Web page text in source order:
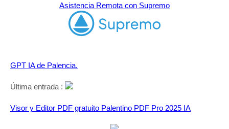
Asistencia Remota con Supremo
GPT IA de Palencia.
Última entrada :
Visor y Editor PDF gratuito Palentino PDF Pro 2025 IA